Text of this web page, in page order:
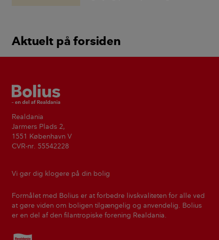
Aktuelt på forsiden
Bolius
Realdania
Jarmers Plads 2,
1551 København V
CVR-nr. 55542228
Vi gør dig klogere på din bolig
Formålet med Bolius er at forbedre livskvaliteten for alle ved
at gøre viden om boligen tilgængelig og anvendelig. Bolius
er en del af den filantropiske forening Realdania.
Realdania